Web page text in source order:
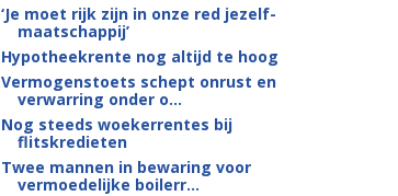
‘Je moet rijk zijn in onze red jezelf-
maatschappij’
Hypotheekrente nog altijd te hoog
Vermogenstoets schept onrust en
verwarring onder o...
Nog steeds woekerrentes bij
flitskredieten
Twee mannen in bewaring voor
vermoedelijke boilerr...